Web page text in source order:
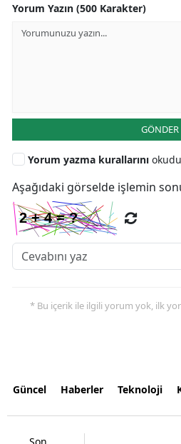
Yorum Yazın (500 Karakter)
GÖNDER
Yorum yazma kurallarını
Aşağıdaki görselde işlemin
* Bu içerik ile ilgili yorum yok, ilk
Güncel Haberler Teknoloji
Son